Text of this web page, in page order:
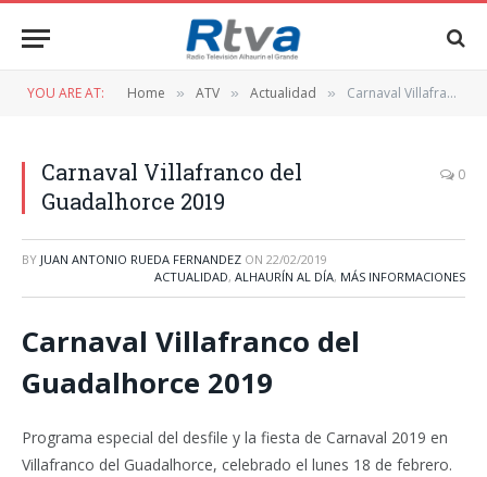
YOU ARE AT: Home » ATV » Actualidad » Carnaval Villafranco del Guadalhorce 2019
Carnaval Villafranco del
Guadalhorce 2019
0
BY JUAN ANTONIO RUEDA FERNANDEZ ON 22/02/2019
ACTUALIDAD, ALHAURÍN AL DÍA, MÁS INFORMACIONES
Carnaval Villafranco del
Guadalhorce 2019
Programa especial del desfile y la fiesta de Carnaval 2019 en
Villafranco del Guadalhorce, celebrado el lunes 18 de febrero.